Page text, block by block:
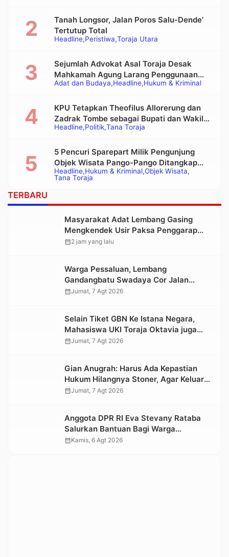
Headline Peristiwa Toraja Utara
Tanah Longsor, Jalan Poros Salu-Dende’
Tertutup Total
Adat dan Budaya Headline Hukum & Kriminal
Sejumlah Advokat Asal Toraja Desak
Mahkamah Agung Larang Penggunaan
Alat Berat pada Eksekusi Rumah Adat
Headline Politik Tana Toraja
KPU Tetapkan Theofilus Allorerung dan
Zadrak Tombe sebagai Bupati dan Wakil
Bupati Tana Toraja Terpilih
Headline Hukum & Kriminal Objek Wisata
Tana Toraja
5 Pencuri Sparepart Milik Pengunjung
Objek Wisata Pango-Pango Ditangkap
Polisi
TERBARU
Masyarakat Adat Lembang Gasing
Mengkendek Usir Paksa Penggarap
yang Rusak Kawasan Hutan
calendar_month2 jam yang lalu
Warga Pessaluan, Lembang
Gandangbatu Swadaya Cor Jalan
Kabupaten
calendar_monthJumat, 7 Agt 2026
Selain Tiket GBN Ke Istana Negara,
Mahasiswa UKI Toraja Oktavia juga
Lolos ke Pekan Seni Mahasiswa
calendar_monthJumat, 7 Agt 2026
Gian Anugrah: Harus Ada Kepastian
Hukum Hilangnya Stoner, Agar Keluarga
tidak Larut dalam Trauma dan
calendar_monthJumat, 7 Agt 2026
Anggota DPR RI Eva Stevany Rataba
Salurkan Bantuan Bagi Warga
Terdampak Longsor di Buntu Pepasan
calendar_monthKamis, 6 Agt 2026